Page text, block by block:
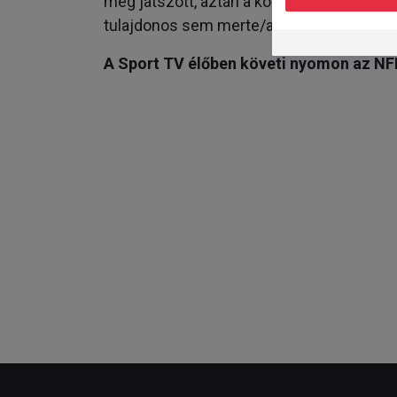
tulajdonos sem merte/akarta leigazolni.
A Sport TV élőben követi nyomon az